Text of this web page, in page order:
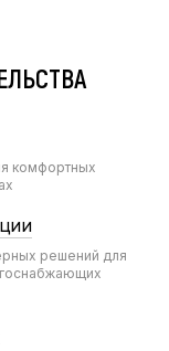
комфортных
решений для